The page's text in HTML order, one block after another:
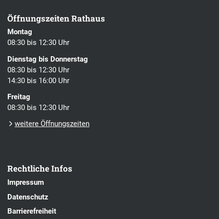
Öffnungszeiten Rathaus
Montag
08:30 bis 12:30 Uhr
Dienstag bis Donnerstag
08:30 bis 12:30 Uhr
14:30 bis 16:00 Uhr
Freitag
08:30 bis 12:30 Uhr
weitere Öffnungszeiten
Rechtliche Infos
Impressum
Datenschutz
Barrierefreiheit